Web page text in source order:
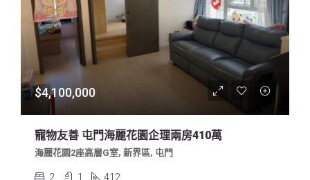
$4,100,000
寵物友善 屯門海麗花園企理兩房410萬
海麗花園2座高層G室, 新界區, 屯門
2 1 412